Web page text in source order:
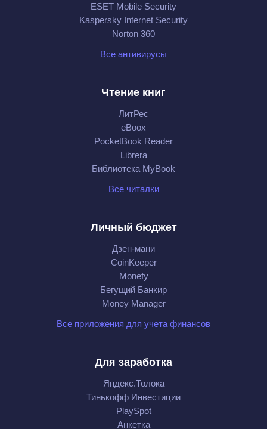
ESET Mobile Security
Kaspersky Internet Security
Norton 360
Все антивирусы
Чтение книг
ЛитРес
eBoox
PocketBook Reader
Librera
Библиотека MyBook
Все читалки
Личный бюджет
Дзен-мани
CoinKeeper
Monefy
Бегущий Банкир
Money Manager
Все приложения для учета финансов
Для заработка
Яндекс.Толока
Тинькофф Инвестиции
PlaySpot
Анкетка